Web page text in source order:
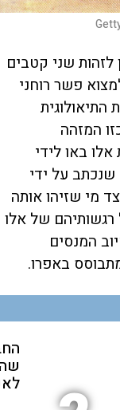
שני קטבים
פשר רוחני
המזהה
אלו באו לידי
שנכתב על ידי
מי שזיהו אותה
רגשותיהם של אלו
המנסים
באפרו.